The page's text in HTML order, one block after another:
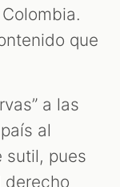
que
a las
al
sutil, pues
derecho